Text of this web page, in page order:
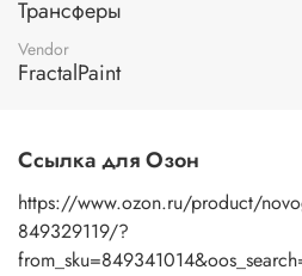
изображение к поверхности и,
пальцами бумажную основу,
Рисунок остается на изделии.
подойдет акриловый лак на
глянцевый, полуглянцевый.
Трансферы
Vendor
FractalPaint
Ссылка для Озон
https://www.ozon.ru/product/
849329119/?